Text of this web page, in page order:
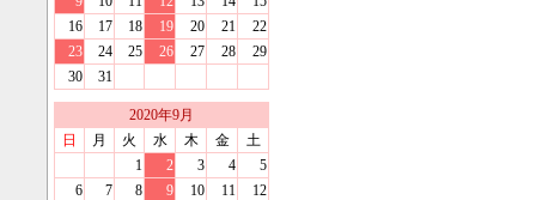
16
17 18 19 20 21
22
23
24 25 26 27 28
29
30
31
2020年9月
日
月 火 水 木 金
土
1
2 3 4
5
6
7 8 9 10 11
12